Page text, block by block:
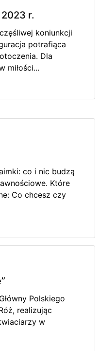
r.
koniunkcji
potrafiąca
Dla
miłości...
co i nic budzą
Które
Co chcesz czy
Polskiego
realizując
w